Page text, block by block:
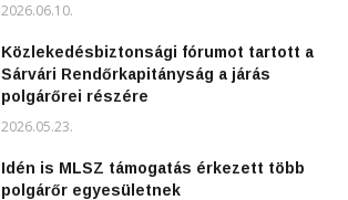
2026.06.10.
Közlekedésbiztonsági fórumot tartott a
Sárvári Rendőrkapitányság a járás
polgárőrei részére
2026.05.23.
Idén is MLSZ támogatás érkezett több
polgárőr egyesületnek